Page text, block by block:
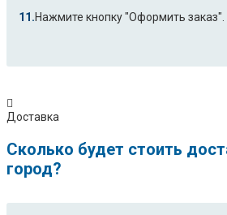
Нажмите кнопку "Оформить заказ".
Доставка
Сколько будет стоить
город?